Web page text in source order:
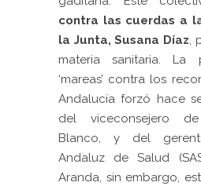
contra las cuerdas a
la Junta, Susana Díaz,
materia sanitaria. La
‘mareas’ contra los
Andalucía forzó hace
del viceconsejero
Blanco, y del
Andaluz de Salud
Aranda, sin embargo,